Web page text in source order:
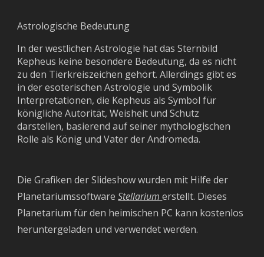
Astrologische Bedeutung
In der westlichen Astrologie hat das Sternbild
Kepheus keine besondere Bedeutung, da es nicht
zu den Tierkreiszeichen gehört. Allerdings gibt es
in der esoterischen Astrologie und Symbolik
Interpretationen, die Kepheus als Symbol für
königliche Autorität, Weisheit und Schutz
darstellen, basierend auf seiner mythologischen
Rolle als König und Vater der Andromeda.
Die Grafiken der Slideshow wurden mit Hilfe der
PlanetariumssoftwareStellarium erstellt. Dieses
Planetarium für den heimischen PC kann kostenlos
heruntergeladen und verwendet werden.